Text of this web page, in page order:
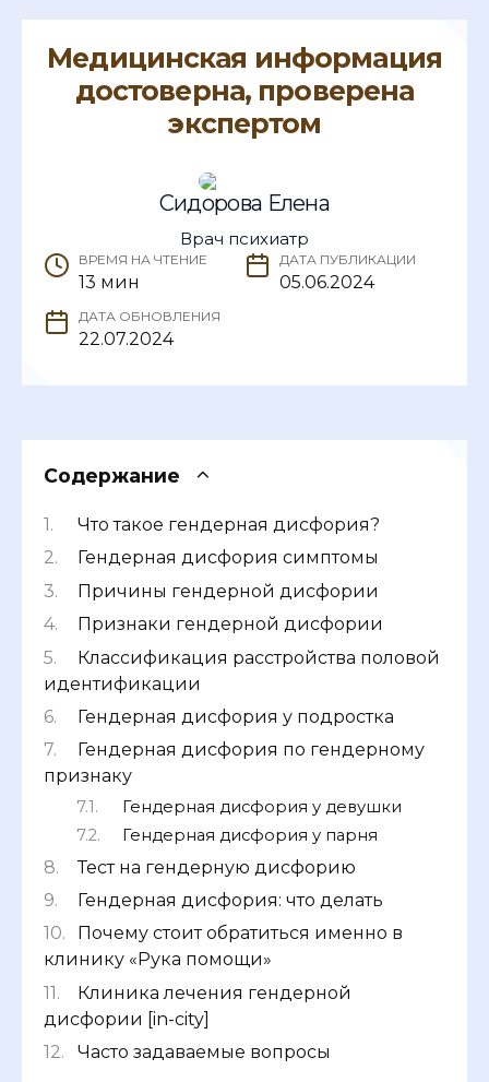
Медицинская информация
достоверна, проверена
экспертом
Сидорова Елена
Врач психиатр
ВРЕМЯ НА ЧТЕНИЕ
13 мин
ДАТА ПУБЛИКАЦИИ
05.06.2024
ДАТА ОБНОВЛЕНИЯ
22.07.2024
Содержание
Что такое гендерная дисфория?
Гендерная дисфория симптомы
Причины гендерной дисфории
Признаки гендерной дисфории
Классификация расстройства половой
идентификации
Гендерная дисфория у подростка
Гендерная дисфория по гендерному
признаку
Гендерная дисфория у девушки
Гендерная дисфория у парня
Тест на гендерную дисфорию
Гендерная дисфория: что делать
Почему стоит обратиться именно в
клинику «Рука помощи»
Клиника лечения гендерной
дисфории [in-city]
Часто задаваемые вопросы